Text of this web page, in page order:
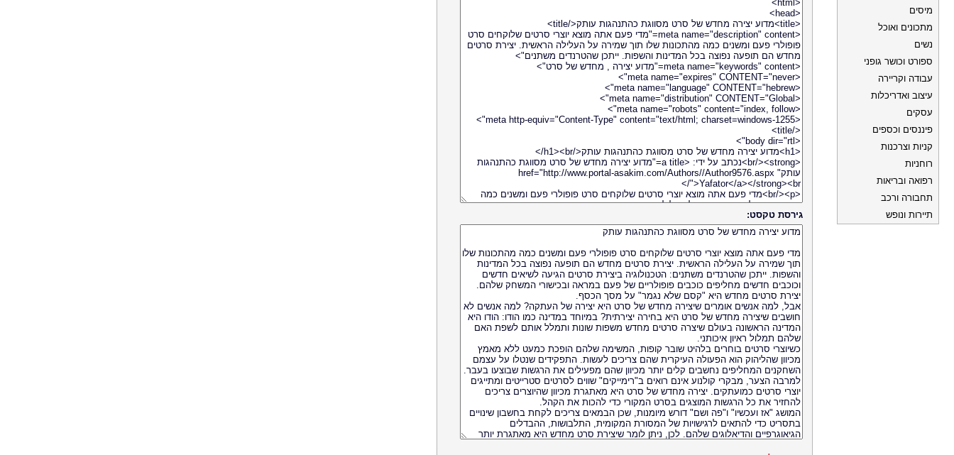
גירסת טקסט:
מיסים
מתכונים ואוכל
נשים
ספורט וכושר גופני
עבודה וקריירה
עיצוב ואדריכלות
עסקים
פיננסים וכספים
קניות וצרכנות
רוחניות
רפואה ובריאות
תחבורה ורכב
תיירות ונופש